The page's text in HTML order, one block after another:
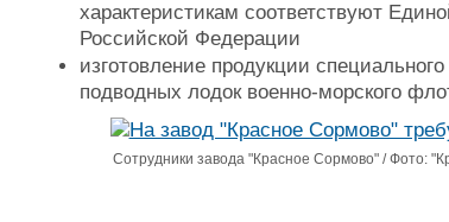
характеристикам соответствуют
Российской Федерации
изготовление продукции
подводных лодок военно-морского
Сотрудники завода "Красное Сормово" / Фото: